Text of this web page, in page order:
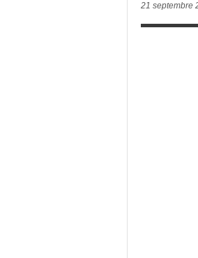
21 septembre